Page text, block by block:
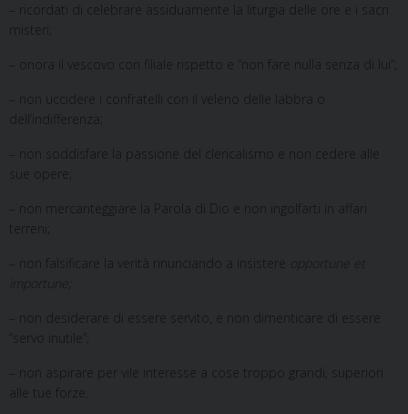
– ricordati di celebrare assiduamente la liturgia delle ore e i sacri
misteri;
– onora il vescovo con filiale rispetto e “non fare nulla senza di lui”;
– non uccidere i confratelli con il veleno delle labbra o
dell’indifferenza;
– non soddisfare la passione del clericalismo e non cedere alle
sue opere;
– non mercanteggiare la Parola di Dio e non ingolfarti in affari
terreni;
– non falsificare la verità rinunciando a insistere
– non desiderare di essere servito, e non dimenticare di essere
“servo inutile”;
– non aspirare per vile interesse a cose troppo grandi, superiori
alle tue forze.